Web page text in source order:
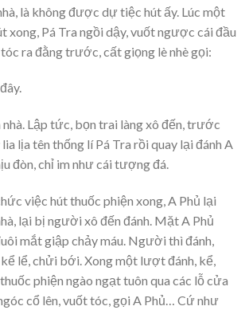
là không được dự tiệc hút ấy. Lúc một
xong, Pá Tra ngồi dậy, vuốt ngược cái đầu
ra đằng trước, cất giọng lè nhè gọi:
nhà. Lập tức, bọn trai làng xô đến, trước
lịa tên thống lí Pá Tra rồi quay lại đánh A
đòn, chỉ im như cái tượng đá.
việc hút thuốc phiện xong, A Phủ lại
lại bị người xô đến đánh. Mặt A Phủ
mắt giập chảy máu. Người thì đánh,
lể, chửi bới. Xong một lượt đánh, kể,
phiện ngào ngạt tuôn qua các lỗ cửa
cổ lên, vuốt tóc, gọi A Phủ… Cứ như